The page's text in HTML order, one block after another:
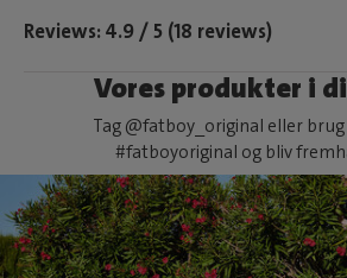
Reviews: 4.9 / 5 (18 reviews)
Vores produkter i
Tag @fatboy_original eller
#fatboyoriginal og bliv